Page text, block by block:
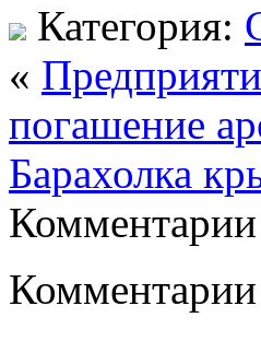
Категория:
«
погашение
Барахолка